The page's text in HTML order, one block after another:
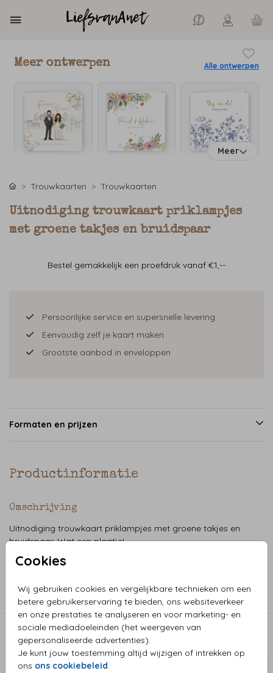
Cookies
Wij gebruiken cookies en vergelijkbare technieken om een
betere gebruikerservaring te bieden, ons websiteverkeer
en onze prestaties te analyseren en voor marketing- en
sociale mediadoeleinden (het weergeven van
gepersonaliseerde advertenties).
Je kunt jouw toestemming altijd wijzigen of intrekken op
ons ons cookiebeleid.
Meer ontwerpen Alle ontwerpen
Meer
Trouwkaarten Trouwkaarten
Uitnodiging trouwkaart priklampjes
met groene takjes en bruidspaar
Bestel gemakkelijk een proefdruk vanaf €1,--
Persoonlijke service en supersnelle levering
Eenvoudig zelf je kaart maken
Grootste aanbod in enveloppen
Formaten en prijzen
Productinformatie
Omschrijving
Uitnodiging trouwkaart priklampjes met groene takjes en
bruidspaar. Wat een plaatje!
Trouwkaarten
Deze zijn ook leuk!